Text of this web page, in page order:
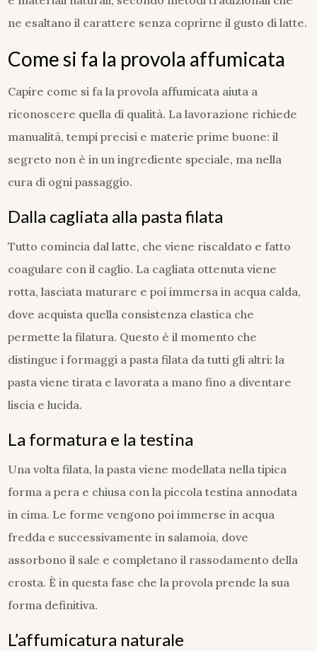
ne esaltano il carattere senza coprirne il gusto di latte.
Come si fa la provola affumicata
Capire come si fa la provola affumicata aiuta a
riconoscere quella di qualità. La lavorazione richiede
manualità, tempi precisi e materie prime buone: il
segreto non è in un ingrediente speciale, ma nella
cura di ogni passaggio.
Dalla cagliata alla pasta filata
Tutto comincia dal latte, che viene riscaldato e fatto
coagulare con il caglio. La cagliata ottenuta viene
rotta, lasciata maturare e poi immersa in acqua calda,
dove acquista quella consistenza elastica che
permette la filatura. Questo è il momento che
distingue i formaggi a pasta filata da tutti gli altri: la
pasta viene tirata e lavorata a mano fino a diventare
liscia e lucida.
La formatura e la testina
Una volta filata, la pasta viene modellata nella tipica
forma a pera e chiusa con la piccola testina annodata
in cima. Le forme vengono poi immerse in acqua
fredda e successivamente in salamoia, dove
assorbono il sale e completano il rassodamento della
crosta. È in questa fase che la provola prende la sua
forma definitiva.
L’affumicatura naturale